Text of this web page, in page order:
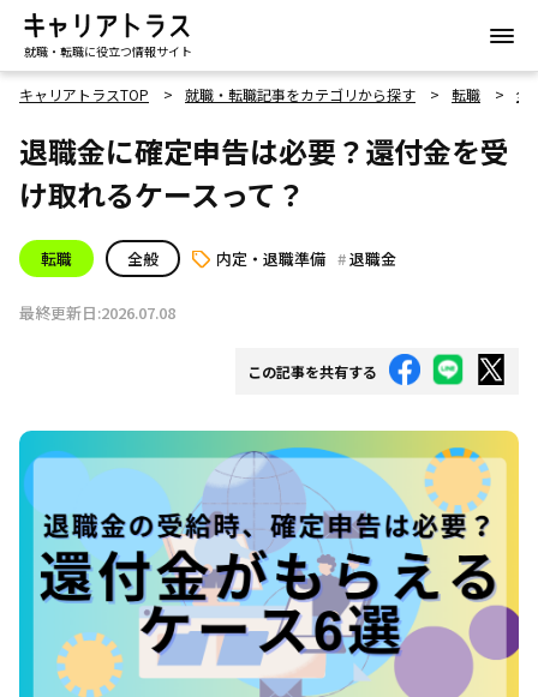
就職・転職に役立つ情報サイト
キャリアトラスTOP 就職・転職記事をカテゴリから探す 転職 全
退職金に確定申告は必要？還付金を受
け取れるケースって？
転職 全般 内定・退職準備 退職金
最終更新日:2026.07.08
この記事を共有する